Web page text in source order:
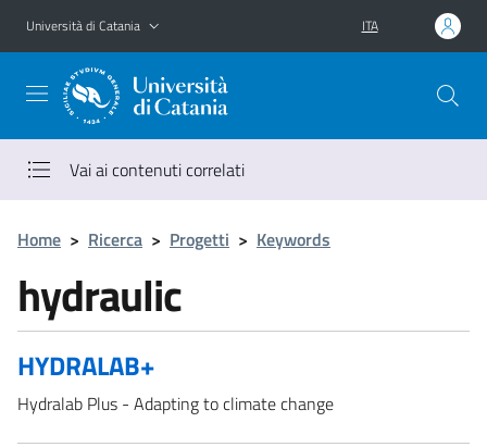
Vai al contenuto principale
Vai al menu di navigazione
Università di Catania ITA
Vai ai contenuti correlati
Home > Ricerca > Progetti > Keywords
hydraulic
HYDRALAB+
Hydralab Plus - Adapting to climate change